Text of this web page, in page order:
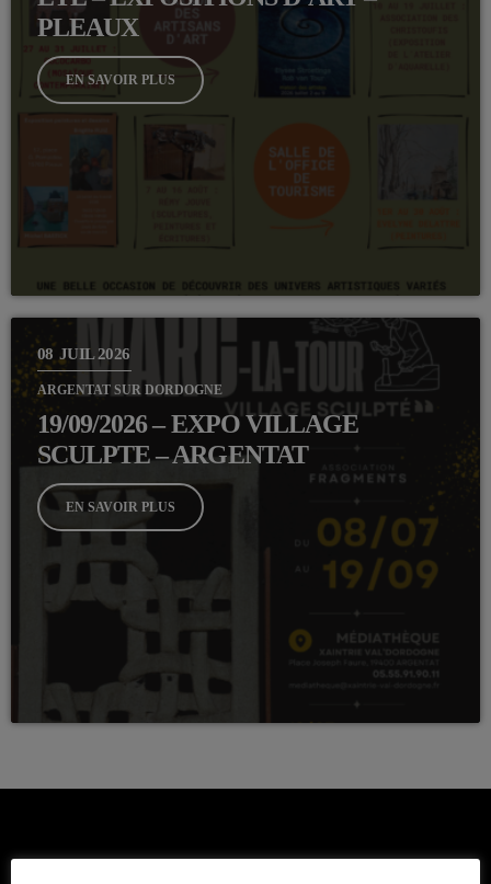
PLEAUX
EN SAVOIR PLUS
08 JUIL 2026
ARGENTAT SUR DORDOGNE
19/09/2026 – EXPO VILLAGE
SCULPTE – ARGENTAT
EN SAVOIR PLUS